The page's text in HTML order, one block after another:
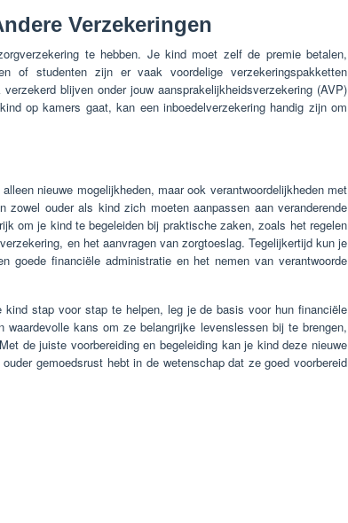
Verzekeringen
te hebben. Je kind moet zelf de premie betalen,
of studenten zijn er vaak voordelige verzekeringspakketten
blijven onder jouw aansprakelijkheidsverzekering (AVP)
op kamers gaat, kan een inboedelverzekering handig zijn om
nieuwe mogelijkheden, maar ook verantwoordelijkheden met
ouder als kind zich moeten aanpassen aan veranderende
om je kind te begeleiden bij praktische zaken, zoals het regelen
en het aanvragen van zorgtoeslag. Tegelijkertijd kun je
goede financiële administratie en het nemen van verantwoorde
kind stap voor stap te helpen, leg je de basis voor hun financiële
waardevolle kans om ze belangrijke levenslessen bij te brengen,
de juiste voorbereiding en begeleiding kan je kind deze nieuwe
gemoedsrust hebt in de wetenschap dat ze goed voorbereid